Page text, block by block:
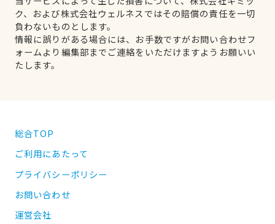
ク、および株式会社ウェルネスではその賠償の責任を一切
負わないものとします。
情報に誤りがある場合には、お手数ですがお問い合わせフ
ォームより編集部までご連絡をいただけますようお願いい
たします。
総合TOP
ご利用にあたって
プライバシーポリシー
お問い合わせ
運営会社